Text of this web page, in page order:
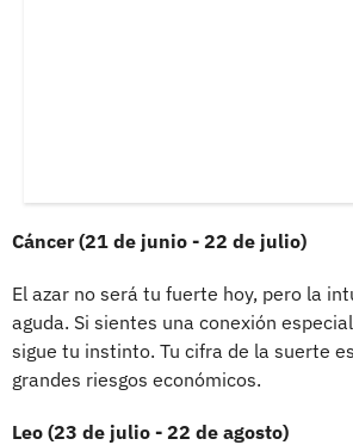
Cáncer (21 de junio - 22 de julio)
El azar no será tu fuerte hoy, pero la
aguda. Si sientes una conexión
sigue tu instinto. Tu cifra de la suerte
grandes riesgos económicos.
Leo (23 de julio - 22 de agosto)